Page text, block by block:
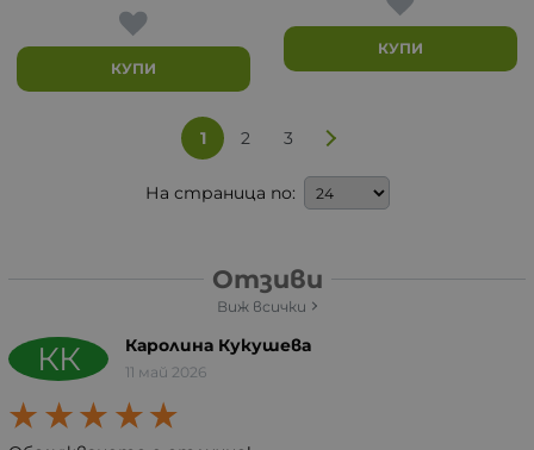
КУПИ
КУПИ
1 2 3
На страница по:
Отзиви
Виж всички
КК Каролина Кукушева
11 май 2026